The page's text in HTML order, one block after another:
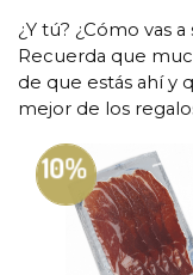
¿Y tú? ¿Cómo vas
Recuerda que
de que estás ahí y
mejor de los
10%